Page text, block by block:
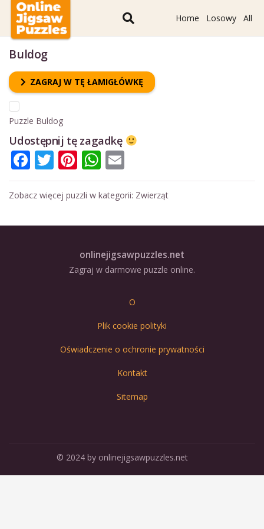
Home Losowy All
Buldog
ZAGRAJ W TĘ ŁAMIGŁÓWKĘ
Puzzle Buldog
Udostępnij tę zagadkę
Facebook
Twitter
Pinterest
WhatsApp
Zobacz więcej puzzli w kategorii: Zwierząt
onlinejigsawpuzzles.net
Zagraj w darmowe puzzle online.
O
Plik cookie polityki
Oświadczenie o ochronie prywatności
Kontakt
Sitemap
© 2024 by onlinejigsawpuzzles.net